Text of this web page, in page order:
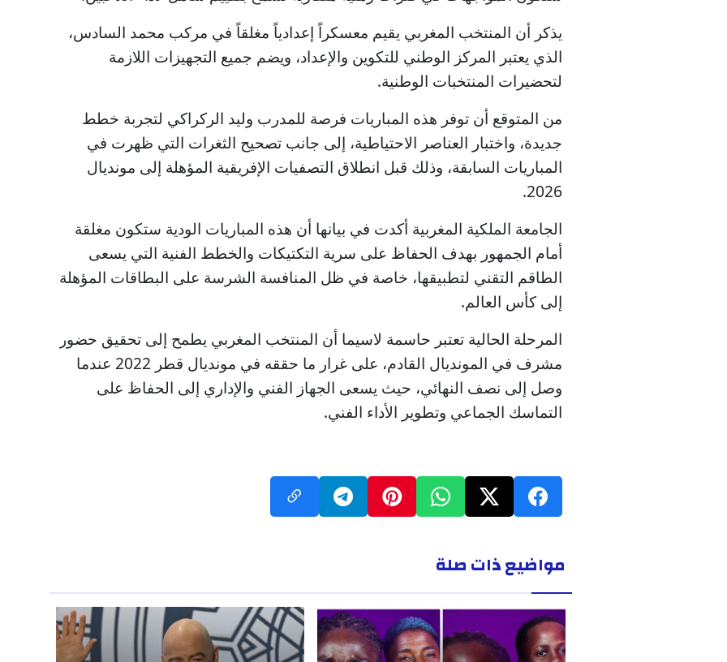
يذكر أن المنتخب المغربي يقيم معسكراً إعدادياً مغلقاً في مركب محمد السادس،
الذي يعتبر المركز الوطني للتكوين والإعداد، ويضم جميع التجهيزات اللازمة
لتحضيرات المنتخبات الوطنية.
من المتوقع أن توفر هذه المباريات فرصة للمدرب وليد الركراكي لتجربة خطط
جديدة، واختبار العناصر الاحتياطية، إلى جانب تصحيح الثغرات التي ظهرت في
المباريات السابقة، وذلك قبل انطلاق التصفيات الإفريقية المؤهلة إلى مونديال
2026.
الجامعة الملكية المغربية أكدت في بيانها أن هذه المباريات الودية ستكون مغلقة
أمام الجمهور بهدف الحفاظ على سرية التكتيكات والخطط الفنية التي يسعى
الطاقم التقني لتطبيقها، خاصة في ظل المنافسة الشرسة على البطاقات المؤهلة
إلى كأس العالم.
المرحلة الحالية تعتبر حاسمة لاسيما أن المنتخب المغربي يطمح إلى تحقيق حضور
مشرف في المونديال القادم، على غرار ما حققه في مونديال قطر 2022 عندما
وصل إلى نصف النهائي، حيث يسعى الجهاز الفني والإداري إلى الحفاظ على
التماسك الجماعي وتطوير الأداء الفني.
مواضيع ذات صلة